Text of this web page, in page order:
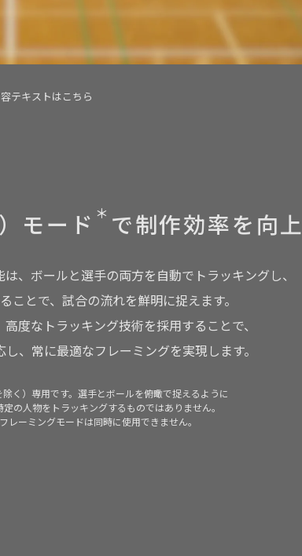
テキストはこちら
ら撮影した映像が流れる。
モード ＊ で制作効率を向上
、ボールと選手の両方を自動でトラッキングし、
とで、試合の流れを鮮明に捉えます。
度なトラッキング技術を採用することで、
、常に最適なフレーミングを実現します。
く）専用です。選手とボールを俯瞰で捉えるように
の人物をトラッキングするものではありません。
レーミングモードは同時に使用できません。